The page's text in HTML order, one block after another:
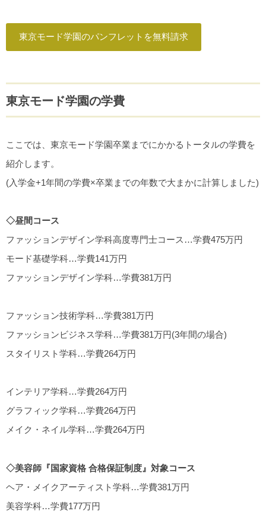
東京モード学園のパンフレットを無料請求
東京モード学園の学費
ここでは、東京モード学園卒業までにかかるトータルの学費を
紹介します。
(入学金+1年間の学費×卒業までの年数で大まかに計算しました)
◇昼間コース
ファッションデザイン学科高度専門士コース…学費475万円
モード基礎学科…学費141万円
ファッションデザイン学科…学費381万円
ファッション技術学科…学費381万円
ファッションビジネス学科…学費381万円(3年間の場合)
スタイリスト学科…学費264万円
インテリア学科…学費264万円
グラフィック学科…学費264万円
メイク・ネイル学科…学費264万円
◇美容師『国家資格 合格保証制度』対象コース
ヘア・メイクアーティスト学科…学費381万円
美容学科…学費177万円